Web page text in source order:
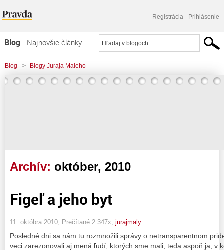
Registrácia Prihlásenie
Blog
Najnovšie články
Najčítanejšie články
Najkomentovanejšie články
Blog > Blogy Juraja Maleho
Archív: október, 2010
Figeľ a jeho byt
11. októbra 2010, Prečítané 2 347x, jurajmaly
Posledné dni sa nám tu rozmnožili správy o netransparentnom
veci zarezonovali aj mená ľudí, ktorých sme mali, teda aspoň ja, v